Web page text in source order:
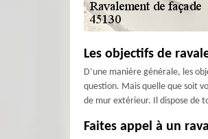
Les objectifs de
D’une manière générale, les
question. Mais quelle que soit
de mur extérieur. Il dispose de
Faites appel à un